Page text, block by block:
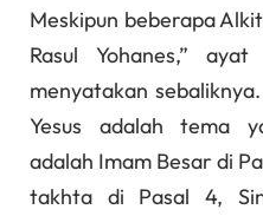
Meskipun beberapa
Rasul Yohanes,”
menyatakan
Yesus adalah tema
adalah Imam Besar di
takhta di Pasal 4,